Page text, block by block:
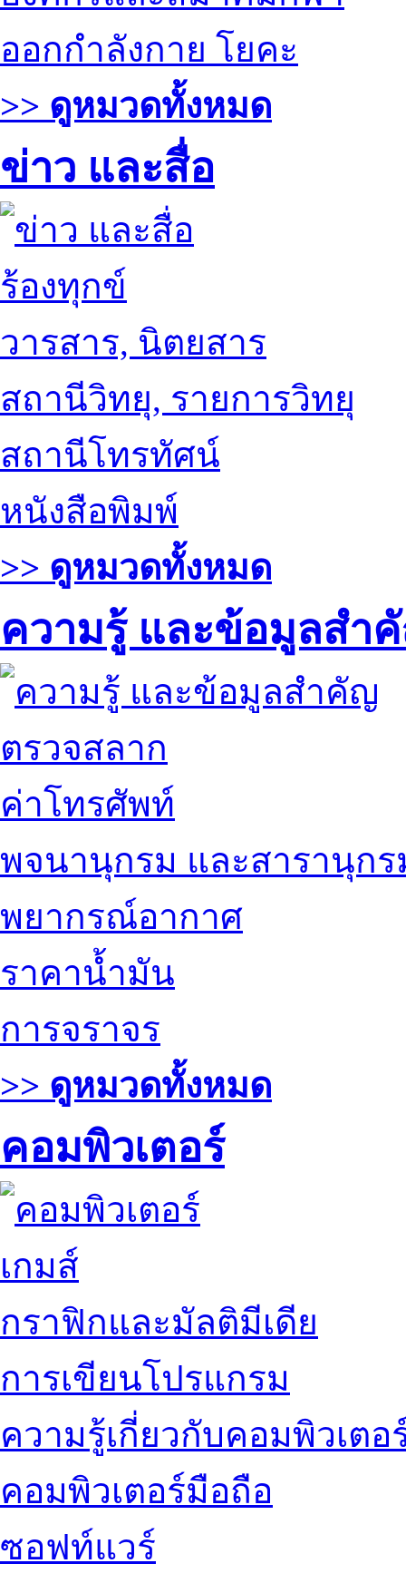
ออกกำลังกาย โยคะ
>> ดูหมวดทั้งหมด
ข่าว และสื่อ
ร้องทุกข์
วารสาร, นิตยสาร
สถานีวิทยุ, รายการวิทยุ
สถานีโทรทัศน์
หนังสือพิมพ์
>> ดูหมวดทั้งหมด
ความรู้ และข้อมูลสำ
ตรวจสลาก
ค่าโทรศัพท์
พจนานุกรม และสารานุกร
พยากรณ์อากาศ
ราคาน้ำมัน
การจราจร
>> ดูหมวดทั้งหมด
คอมพิวเตอร์
เกมส์
กราฟิกและมัลติมีเดีย
การเขียนโปรแกรม
ความรู้เกี่ยวกับคอมพิวเตอ
คอมพิวเตอร์มือถือ
ซอฟท์แวร์